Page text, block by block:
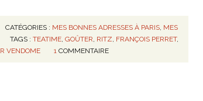
CATÉGORIES : MES BONNES ADRESSES À PARIS, MES
TAGS : TEATIME, GOÛTER, RITZ, FRANÇOIS PERRET,
VENDOME 1 COMMENTAIRE